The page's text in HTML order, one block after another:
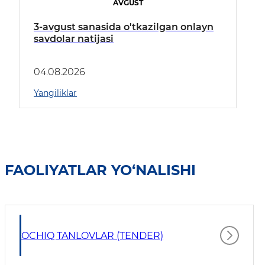
AVGUST
3-avgust sanasida o'tkazilgan onlayn
savdolar natijasi
04.08.2026
Yangiliklar
FAOLIYATLAR YO‘NALISHI
OCHIQ TANLOVLAR (TENDER)